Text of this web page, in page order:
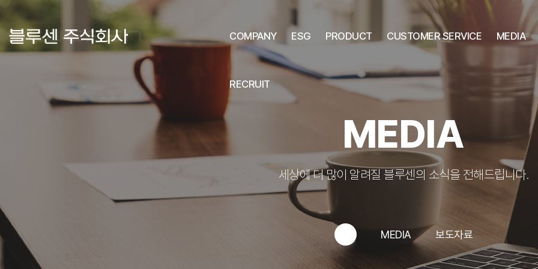
COMPANY ESG PRODUCT CUSTOMER SERVICE MEDIA
RECRUIT
MEDIA
세상에 더 많이 알려질 블루센의 소식을 전해드립니다.
MEDIA 보도자료